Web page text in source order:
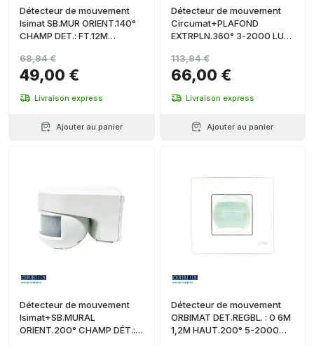
Détecteur de mouvement
Isimat SB.MUR ORIENT.140°
CHAMP DET.: FT.12M
2000
49,00 €
68,94 €
Livraison express
Ajouter au panier
Détecteur de mouvement
Circumat+PLAFOND
EXTRPLN.360° 3-2000 LUX
Ø7M(DÉPLACEMENT
66,00 €
113,94 €
Livraison express
Ajouter au panier
Détecteur de mouvement
Isimat+SB.MURAL
ORIENT.200° CHAMP DÉT.:
Détecteur de mouvement
ORBIMAT DET.REGBL. : 0 6M
1,2M HAUT.200° 5-2000